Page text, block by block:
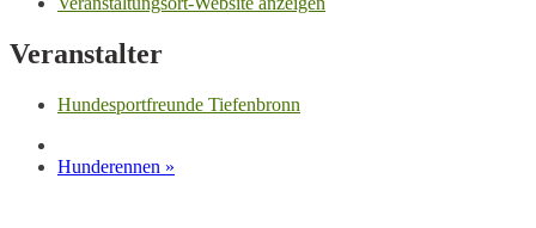
Veranstalter
Hundesportfreunde Tiefenbronn
Hunderennen »